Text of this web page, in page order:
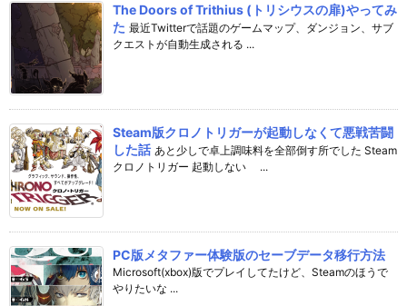
The Doors of Trithius (トリシウスの扉)やってみ
た 最近Twitterで話題のゲームマップ、ダンジョン、サブ
クエストが自動生成される ...
Steam版クロノトリガーが起動しなくて悪戦苦闘
した話 あと少しで卓上調味料を全部倒す所でした Steam
クロノトリガー 起動しない ...
PC版メタファー体験版のセーブデータ移行方法
Microsoft(xbox)版でプレイしてたけど、Steamのほうで
やりたいな ...